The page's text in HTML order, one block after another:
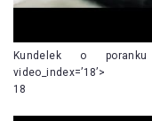
Kundelek o poranku
video_index=’18’>
18